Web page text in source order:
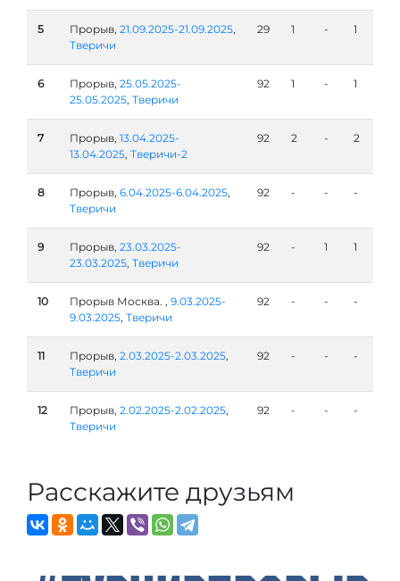
5 Прорыв, 21.09.2025-21.09.2025,
Тверичи
29 1 - 1
6 Прорыв, 25.05.2025-
25.05.2025, Тверичи
92 1 - 1
7 Прорыв, 13.04.2025-
13.04.2025, Тверичи-2
92 2 - 2
8 Прорыв, 6.04.2025-6.04.2025,
Тверичи
92 - - -
9 Прорыв, 23.03.2025-
23.03.2025, Тверичи
92 - 1 1
10 Прорыв Москва. , 9.03.2025-
9.03.2025, Тверичи
92 - - -
11 Прорыв, 2.03.2025-2.03.2025,
Тверичи
92 - - -
12 Прорыв, 2.02.2025-2.02.2025,
Тверичи
92 - - -
Расскажите друзьям